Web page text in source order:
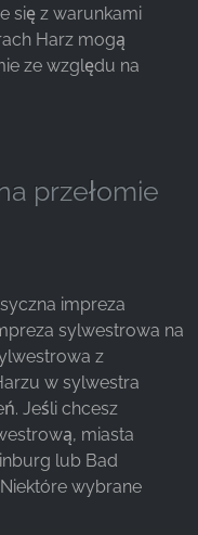
się z warunkami
Harz mogą
ze względu na
przełomie
impreza
sylwestrowa na
z
w sylwestra
Jeśli chcesz
miasta
lub Bad
wybrane